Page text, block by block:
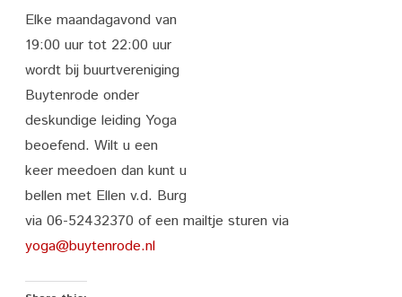
Elke maandagavond van
19:00 uur tot 22:00 uur
wordt bij buurtvereniging
Buytenrode onder
deskundige leiding Yoga
beoefend. Wilt u een
keer meedoen dan kunt u
bellen met Ellen v.d. Burg
via 06-52432370 of een mailtje sturen via
yoga@buytenrode.nl